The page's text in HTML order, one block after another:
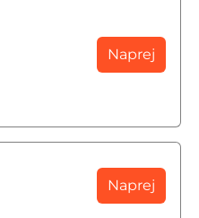
Naprej
Naprej